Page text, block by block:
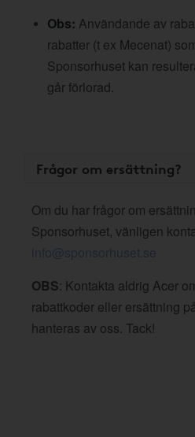
Obs: Användande av
rabatter (t ex Mecenat)
Sponsorhuset kan
går förlorad.
Frågor om ersättning?
Om du har frågor om
Sponsorhuset, vänligen
info@sponsorhuset.se
OBS: Kontakta aldrig Acer
rabattkoder eller ersättning
hanteras av oss. Tack!